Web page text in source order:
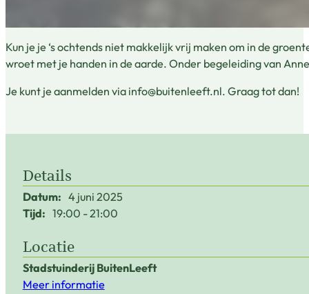
Kun je je ‘s ochtends niet makkelijk vrij maken om in de
wroet met je handen in de aarde. Onder begeleiding van
Je kunt je aanmelden via info@buitenleeft.nl. Graag tot dan!
Details
Datum: 4 juni 2025
Tijd: 19:00 21:00
Locatie
Stadstuinderij BuitenLeeft
Meer informatie